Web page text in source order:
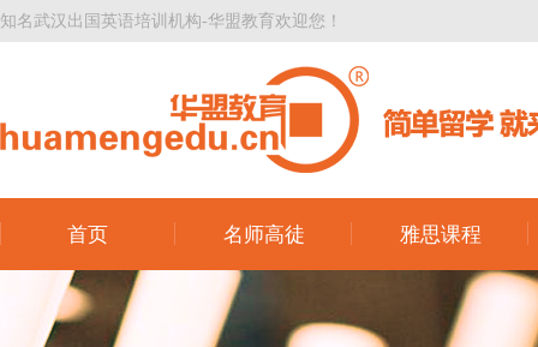
知名武汉出国英语培训机构-华盟教育欢迎您！
首页 名师高徒 雅思课程